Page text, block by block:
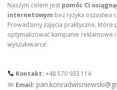
Naszym celem jest pomóc Ci
internetowym bez ryzyka oszustwa
Prowadzimy zajęcia praktyczne, które
optymalizować kampanie reklamowe
wyszukiwarce.
Kontakt: +48 570 933 114
Email: